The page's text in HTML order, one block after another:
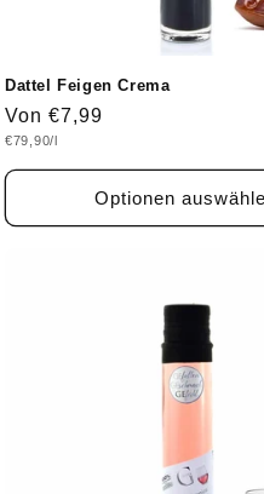
Dattel Feigen Crema
Normaler
Preis
Von €7,99
Grundpreis
€79,90/l
Optionen